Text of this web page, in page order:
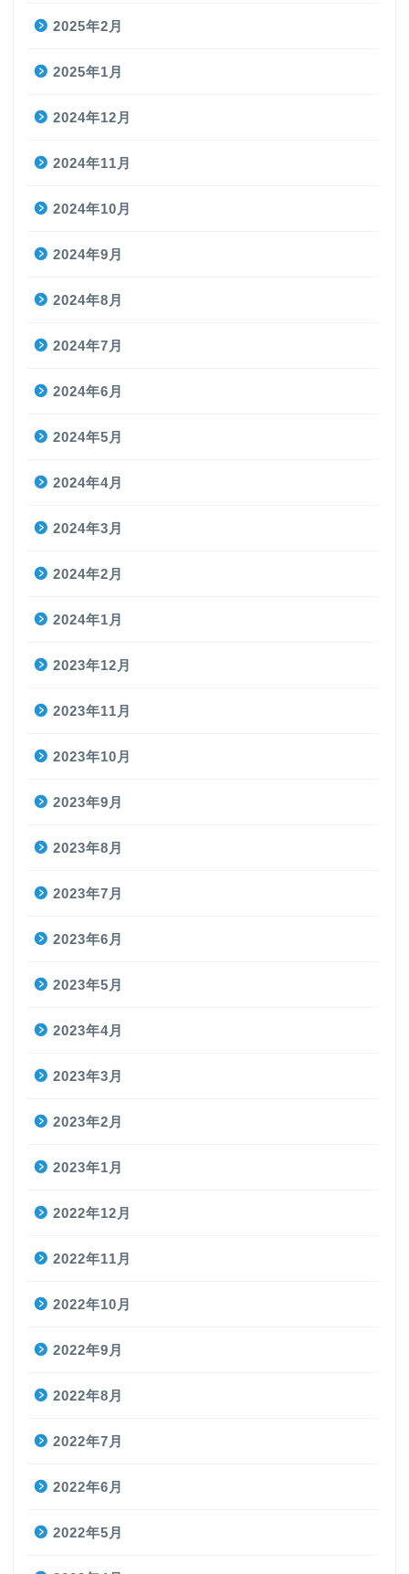
2025年2月
2025年1月
2024年12月
2024年11月
2024年10月
2024年9月
2024年8月
2024年7月
2024年6月
2024年5月
2024年4月
2024年3月
2024年2月
2024年1月
2023年12月
2023年11月
2023年10月
2023年9月
2023年8月
2023年7月
2023年6月
2023年5月
2023年4月
2023年3月
2023年2月
2023年1月
2022年12月
2022年11月
2022年10月
2022年9月
2022年8月
2022年7月
2022年6月
2022年5月